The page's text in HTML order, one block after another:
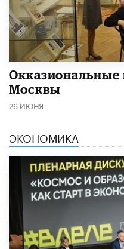
Москвы
26 ИЮНЯ
ЭКОНОМИКА